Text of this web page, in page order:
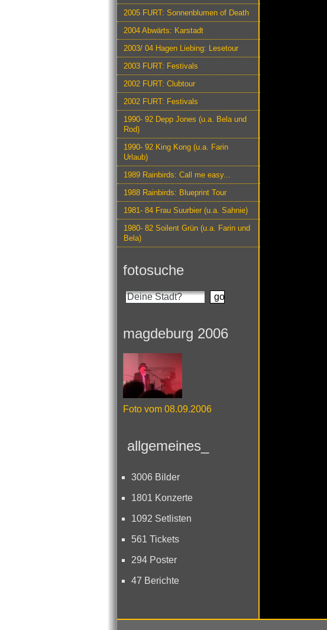
2005 FURT: Sonnenblumen of Death
2004 Abwärts: Karstadt
2003/ 04 Hagen Liebing: Lesetour
2003 FURT: Festivals
2002 FURT: Clubtour
2002 FURT: Festivals
1990- 92 Depp Jones (u.a. Bela und
Rod)
1990- 92 King Kong (u.a. Farin
Urlaub)
1989 Rainbirds: Call me easy...
1988 Rainbirds: Blueprint Tour
1981- 84 Frau Suurbier (u.a. Sahnie)
1980- 82 Soilent Grün (u.a. Farin und
Bela)
fotosuche
magdeburg 2006
Foto vom 08.09.2006
allgemeines_
3006 Bilder
1801 Konzerte
1092 Setlisten
561 Tickets
294 Poster
47 Berichte